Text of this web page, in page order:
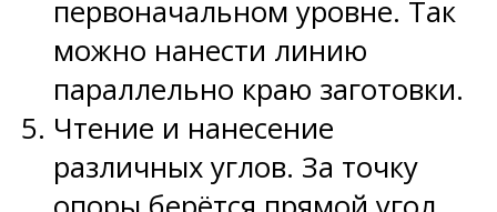
первоначальном уровне. Так
можно нанести линию
параллельно краю заготовки.
Чтение и нанесение
различных углов. За точку